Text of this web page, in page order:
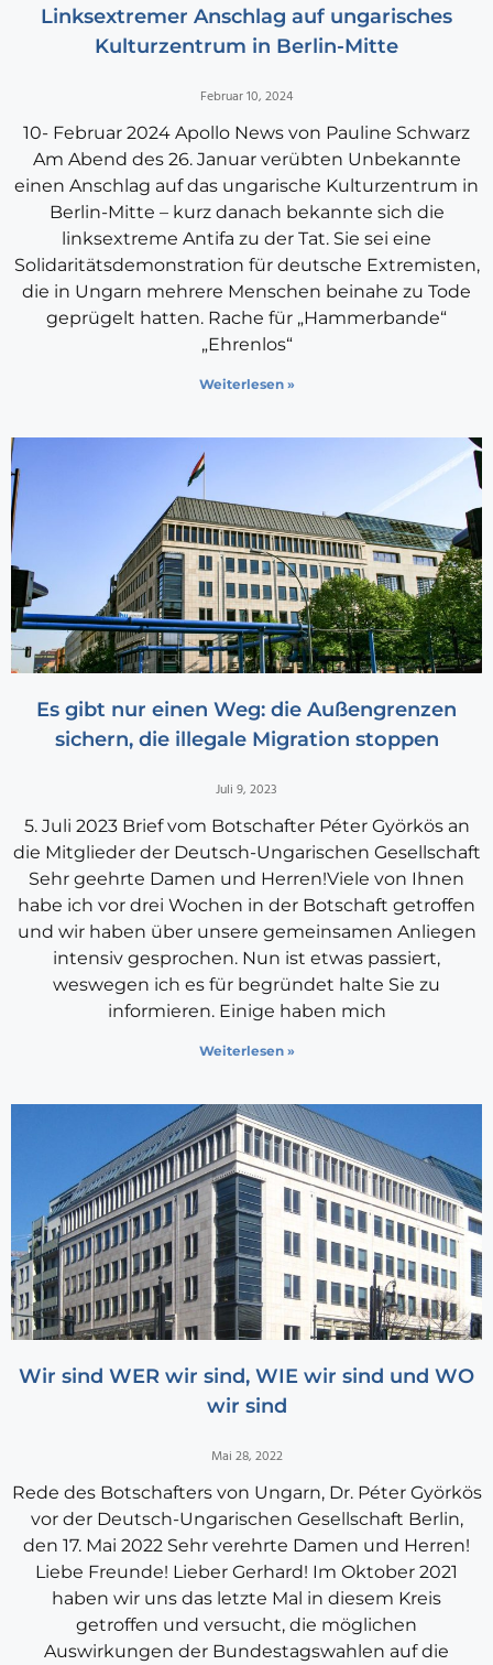
Linksextremer Anschlag auf ungarisches
Kulturzentrum in Berlin-Mitte
Februar 10, 2024
10- Februar 2024 Apollo News von Pauline Schwarz
Am Abend des 26. Januar verübten Unbekannte
einen Anschlag auf das ungarische Kulturzentrum in
Berlin-Mitte – kurz danach bekannte sich die
linksextreme Antifa zu der Tat. Sie sei eine
Solidaritätsdemonstration für deutsche Extremisten,
die in Ungarn mehrere Menschen beinahe zu Tode
geprügelt hatten. Rache für „Hammerbande“
„Ehrenlos“
Weiterlesen »
Es gibt nur einen Weg: die Außengrenzen
sichern, die illegale Migration stoppen
Juli 9, 2023
5. Juli 2023 Brief vom Botschafter Péter Györkös an
die Mitglieder der Deutsch-Ungarischen Gesellschaft
Sehr geehrte Damen und Herren!Viele von Ihnen
habe ich vor drei Wochen in der Botschaft getroffen
und wir haben über unsere gemeinsamen Anliegen
intensiv gesprochen. Nun ist etwas passiert,
weswegen ich es für begründet halte Sie zu
informieren. Einige haben mich
Weiterlesen »
Wir sind WER wir sind, WIE wir sind und WO
wir sind
Mai 28, 2022
Rede des Botschafters von Ungarn, Dr. Péter Györkös
vor der Deutsch-Ungarischen Gesellschaft Berlin,
den 17. Mai 2022 Sehr verehrte Damen und Herren!
Liebe Freunde! Lieber Gerhard! Im Oktober 2021
haben wir uns das letzte Mal in diesem Kreis
getroffen und versucht, die möglichen
Auswirkungen der Bundestagswahlen auf die